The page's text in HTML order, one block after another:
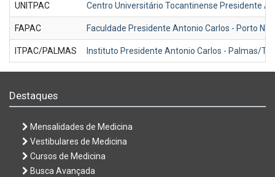
UNITPAC Centro Universitário Tocantinense Presidente
FAPAC Faculdade Presidente Antonio Carlos - Porto
ITPAC/PALMAS Instituto Presidente Antonio Carlos - Palmas/TO
Destaques
Mensalidades de Medicina
Vestibulares de Medicina
Cursos de Medicina
Busca Avançada